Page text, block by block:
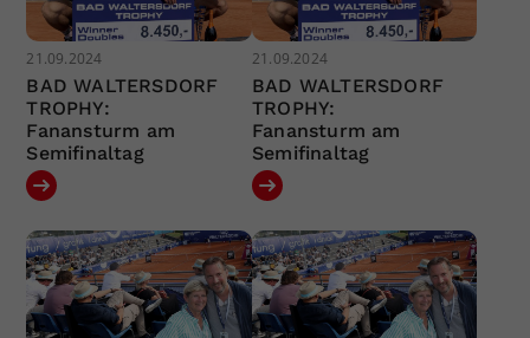
21.09.2024
BAD WALTERSDORF
TROPHY:
Fanansturm am
Semifinaltag
21.09.2024
BAD WALTERSDORF
TROPHY:
Fanansturm am
Semifinaltag